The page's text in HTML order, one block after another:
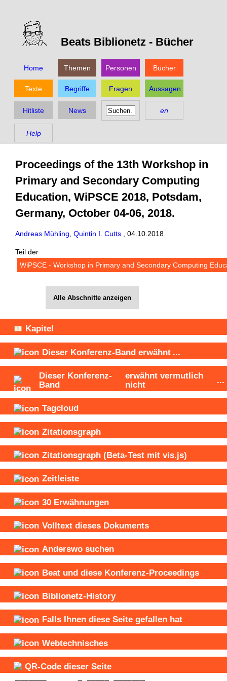
Beats Biblionetz - Bücher
Home Themen Personen Bücher
Texte Begriffe Fragen Aussagen
Hitliste News en
Help
Proceedings of the 13th Workshop in
Primary and Secondary Computing
Education, WiPSCE 2018, Potsdam,
Germany, October 04-06, 2018.
Andreas Mühling Quintin I. Cutts 04.10.2018
Teil der
WiPSCE - Workshop in Primary and Secondary Computing
Alle Abschnitte anzeigen
Kapitel
Dieser Konferenz-Band erwähnt ...
Dieser Konferenz-
Band
erwähnt vermutlich
nicht
...
Tagcloud
Zitationsgraph
Zitationsgraph (Beta-Test mit vis.js)
Zeitleiste
30 Erwähnungen
Volltext dieses Dokuments
Anderswo suchen
Beat und diese Konferenz-Proceedings
Biblionetz-History
Falls Ihnen diese Seite gefallen hat
Webtechnisches
QR-Code dieser Seite